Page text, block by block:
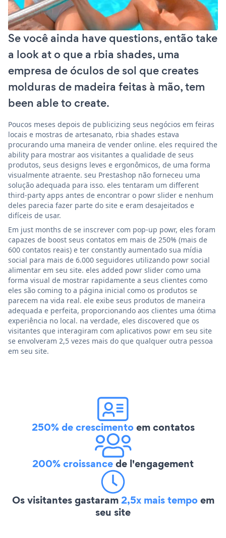
Se você ainda have questions, então take
a look at o que a rbia shades, uma
empresa de óculos de sol que creates
molduras de madeira feitas à mão, tem
been able to create.
Poucos meses depois de publicizing seus negócios em feiras
locais e mostras de artesanato, rbia shades estava
procurando uma maneira de vender online. eles required the
ability para mostrar aos visitantes a qualidade de seus
produtos, seus designs leves e ergonômicos, de uma forma
visualmente atraente. seu Prestashop não forneceu uma
solução adequada para isso. eles tentaram um different
third-party apps antes de encontrar o powr slider e nenhum
deles parecia fazer parte do site e eram desajeitados e
difíceis de usar.
Em just months de se inscrever com pop-up powr, eles foram
capazes de boost seus contatos em mais de 250% (mais de
600 contatos reais) e ter constantly aumentado sua mídia
social para mais de 6.000 seguidores utilizando powr social
alimentar em seu site. eles added powr slider como uma
forma visual de mostrar rapidamente a seus clientes como
eles são coming to a página inicial como os produtos se
parecem na vida real. ele exibe seus produtos de maneira
adequada e perfeita, proporcionando aos clientes uma ótima
experiência no local. na verdade, eles discovered que os
visitantes que interagiram com aplicativos powr em seu site
se envolveram 2,5 vezes mais do que qualquer outra pessoa
em seu site.
250% de crescimentoem contatos
200% croissancede l'engagement
Os visitantes gastaram2,5x mais tempoem
seu site